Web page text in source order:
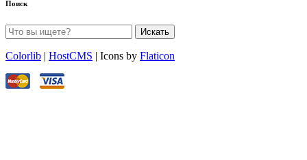
Поиск
Искать
Colorlib | HostCMS | Icons by Flaticon